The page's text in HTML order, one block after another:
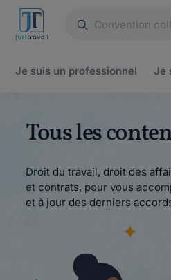
Je suis un professionnel Je
Tous les
Droit du travail, droit des
et contrats, pour vous
et à jour des derniers